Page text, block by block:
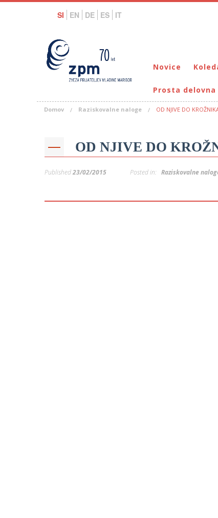
SI EN DE ES IT
Novice
Prosta
Domov Raziskovalne naloge OD NJIVE DO
OD NJIVE DO
Published23/02/2015 Posted in: Raziskovalne